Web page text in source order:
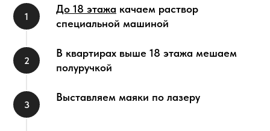
До 18 этажа качаем раствор
специальной машиной
В квартирах выше 18 этажа мешаем
полуручкой
Выставляем маяки по лазеру